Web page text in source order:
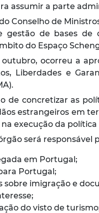
assumir a parte
Conselho de
gestão de bases de
do Espaço
ocorreu a
Liberdades e
de concretizar as
estrangeiros em
execução da
será responsável
em Portugal;
Portugal;
sobre imigração e
do visto de